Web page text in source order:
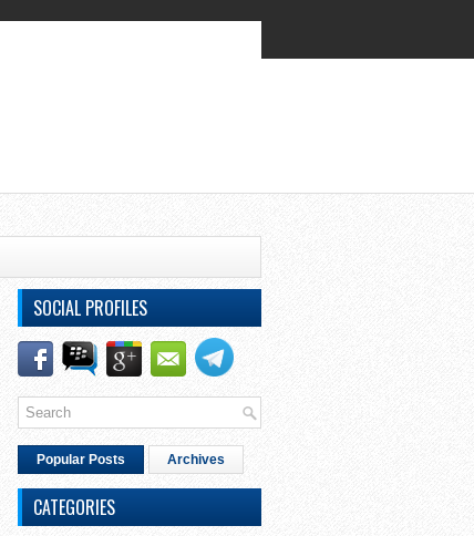
SOCIAL PROFILES
Popular Posts Archives
CATEGORIES